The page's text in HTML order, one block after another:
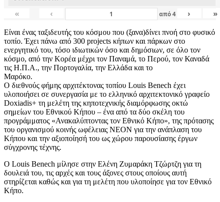
«
‹ από4 › »
Είναι ένας ταξιδευτής του κόσμου που (ξανα)δίνει πνοή στο φυσικό
τοπίο. Έχει πάνω από 300 projects κήπων και πάρκων στο
ενεργητικό του, τόσο ιδιωτικών όσο και δημόσιων, σε όλο τον
κόσμο, από την Κορέα μέχρι τον Παναμά, το Περού, τον Καναδά
τις Η.Π.Α., την Πορτογαλία, την Ελλάδα και το
Ο διεθνούς φήμης αρχιτέκτονας τοπίου Louis Benech έχει
υλοποιήσει σε συνεργασία με το ελληνικό αρχιτεκτονικό γραφείο
Doxiadis+ τη μελέτη της κηποτεχνικής διαμόρφωσης οκτώ
σημείων του Εθνικού Κήπου – ένα από τα δύο σκέλη του
προγράμματος «Ανακαλύπτοντας τον Εθνικό Κήπο», της πρότασης
του οργανισμού κοινής ωφέλειας NEON για την ανάπλαση του
Κήπου και την αξιοποίησή του ως χώρου παρουσίασης έργων
σύγχρονης τέχνης.
Ο Louis Benech μίλησε στην Ελένη Ζυμαράκη Τζώρτζη για τη
δουλειά του, τις αρχές και τους άξονες στους οποίους αυτή
στηρίζεται καθώς και για τη μελέτη που υλοποίησε για τον Εθνικό
Κήπο.